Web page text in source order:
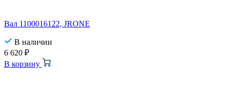
Вал 1100016122, JRONE
В наличии
6 620 ₽
В корзину